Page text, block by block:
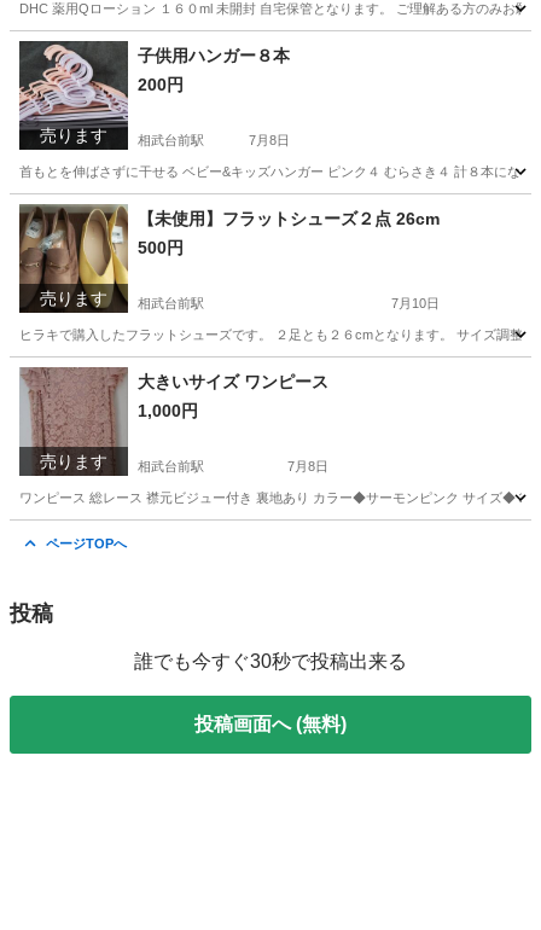
DHC 薬用Qローション １６０ml 未開封 自宅保管となります。 ご理解ある方のみお願
神奈川 座間市 相武台前駅 フェイスケア
売ります
子供用ハンガー８本
200円
相武台前駅 7月8日
首もとを伸ばさずに干せる ベビー&キッズハンガー ピンク４ むらさき４ 計８本にな
神奈川 座間市 相武台前駅 洗濯用品 キッズハンガー
売ります
【未使用】フラットシューズ２点 26cm
500円
相武台前駅 7月10日
ヒラキで購入したフラットシューズです。 ２足とも２６cmとなります。 サイズ調整
神奈川 座間市 相武台前駅
売ります
大きいサイズ ワンピース
1,000円
相武台前駅 7月8日
ワンピース 総レース 襟元ビジュー付き 裏地あり カラー◆サーモンピンク サイズ◆３
ページTOPへ
投稿
誰でも今すぐ30秒で投稿出来る
投稿画面へ (無料)